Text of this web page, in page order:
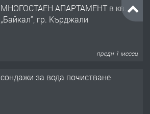
МНОГОСТАЕН АПАРТАМЕНТ в кв.
„Байкал“, гр. Кърджали
преди 1 месец
сондажи за вода почистване